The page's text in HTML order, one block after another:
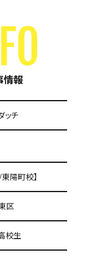
情報
ッチ
陽町校】
区
校生